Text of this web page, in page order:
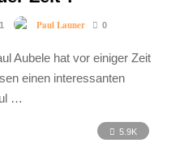
Paul Launer 0
Aubele hat vor einiger Zeit
einen interessanten
…
5.9K